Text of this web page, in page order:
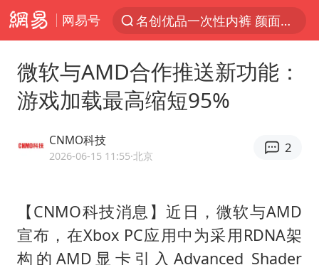
网易号
名创优品一次性内裤 颜面尽失
白海豚将正面袭击贯穿浙江
四川宜宾市珙县发生3.4级地震
香港宏福苑火灾或由烟头引起
浙江台州《告全体市民书》
微软与AMD合作推送新功能：
游戏加载最高缩短95%
CNMO科技
2026-06-15 11:55·北京
2
【CNMO科技消息】近日，微软与AMD
宣布，在Xbox PC应用中为采用RDNA架
构的AMD显卡引入Advanced Shader